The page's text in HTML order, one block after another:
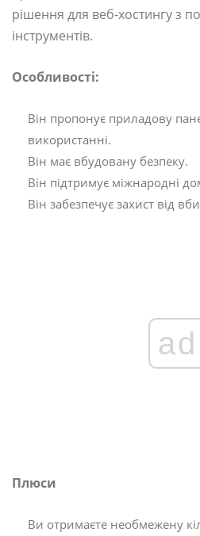
рішення для веб-хостингу з
інструментів.
Особливості:
Він пропонує приладову
використанні.
Він має вбудовану безпеку.
Він підтримує міжнародні
Він забезпечує захист від
ad
Плюси
Ви отримаєте необмежену